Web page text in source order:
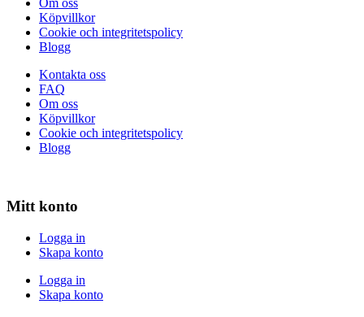
Köpvillkor
Cookie och integritetspolicy
Blogg
Kontakta oss
FAQ
Om oss
Köpvillkor
Cookie och integritetspolicy
Blogg
Mitt konto
Logga in
Skapa konto
Logga in
Skapa konto